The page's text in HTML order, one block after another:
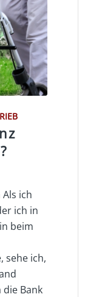
ich
ich in
beim
sehe ich,
Bank